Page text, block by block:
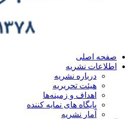
اصلی
نشریه
درباره نشریه
هیئت تحریریه
اهداف و زمینه‌ها
پایگاه های نمایه کننده
آمار نشریه